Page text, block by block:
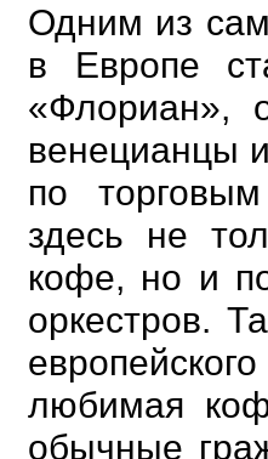
Одним из
в Европе
«Флориан»,
венецианцы
по
здесь не
кофе, но и
оркестров.
любимая
обычные